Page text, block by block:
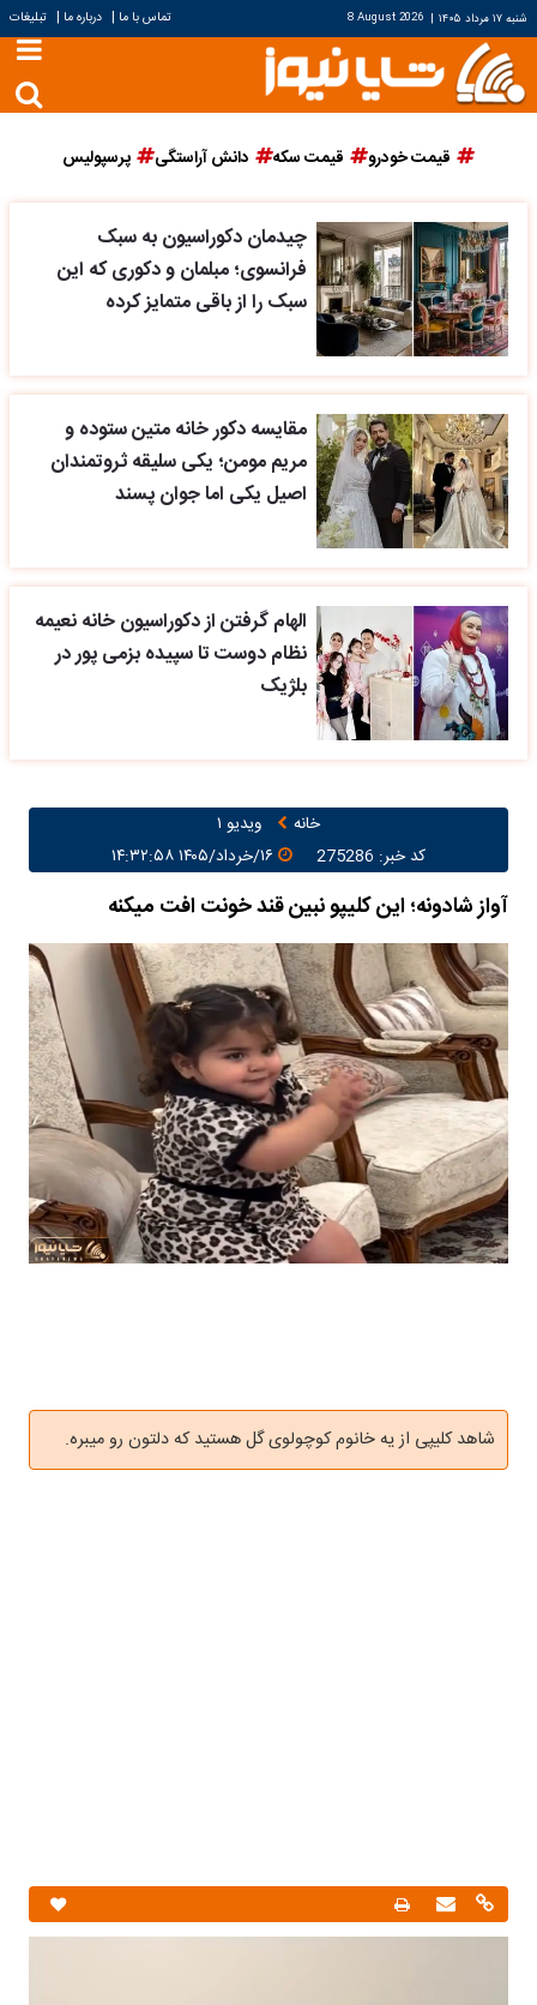
شنبه ۱۷ مرداد ۱۴۰۵ |
8 August 2026 تماس با ما | درباره ما | تبلیغات
قیمت خودرو قیمت سکه دانش آراستگی پرسپولیس
چیدمان دکوراسیون به سبک
فرانسوی؛ مبلمان و دکوری که این
سبک را از باقی متمایز کرده
مقایسه دکور خانه متین ستوده و
مریم مومن؛ یکی سلیقه ثروتمندان
اصیل یکی اما جوان پسند
الهام گرفتن از دکوراسیون خانه نعیمه
نظام دوست تا سپیده بزمی پور در
بلژیک
خانه
ویدیو ۱
کد خبر: 275286
آواز شادونه؛ این کلیپو نبین قند خونت افت میکنه
شاهد کلیپی از یه خانوم کوچولوی گل هستید که دلتون رو میبره.